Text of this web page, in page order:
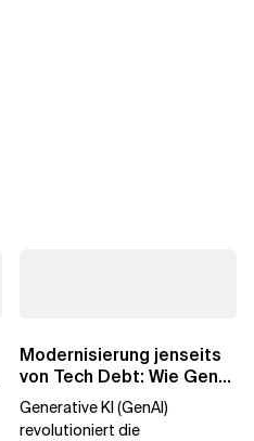
Modernisierung jenseits
von Tech Debt: Wie GenAI
die
Generative KI (GenAI)
revolutioniert die